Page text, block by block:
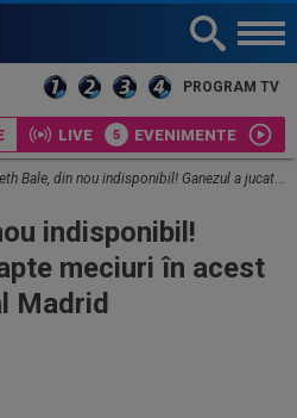
PROGRAM TV
LIVE EVENIMENTE
din nou indisponibil! Ganezul a jucat șapte meciuri în acest sezon pentru Real Madrid
indisponibil!
meciuri în acest
Madrid